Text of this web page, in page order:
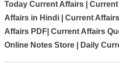
Today Current Affairs |
Affairs in Hindi | Current
Affairs PDF| Current Affairs
Online Notes Store | Daily